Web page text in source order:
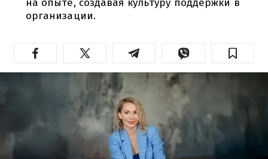
организации.